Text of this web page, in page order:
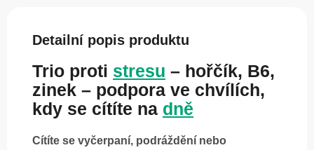
Detailní popis produktu
Trio proti stresu – hořčík, B6,
zinek – podpora ve chvílích,
kdy se cítíte na dně
Cítíte se vyčerpaní, podráždění nebo